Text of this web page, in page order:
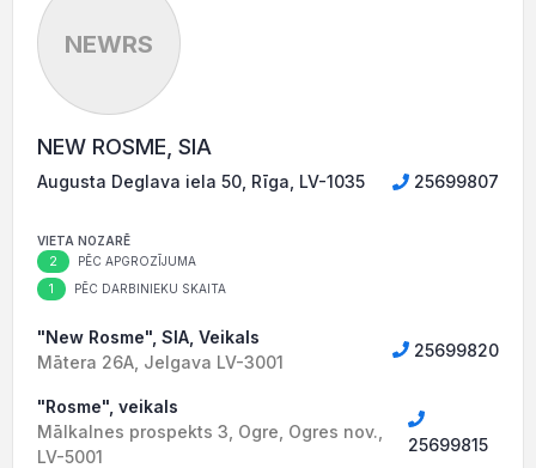
NEWRS
NEW ROSME, SIA
Augusta Deglava iela 50, Rīga, LV-1035 25699807
VIETA NOZARĒ
2 PĒC APGROZĪJUMA
1 PĒC DARBINIEKU SKAITA
"New Rosme", SIA, Veikals
Mātera 26A, Jelgava LV-3001
25699820
"Rosme", veikals
Mālkalnes prospekts 3, Ogre, Ogres nov.,
LV-5001
25699815